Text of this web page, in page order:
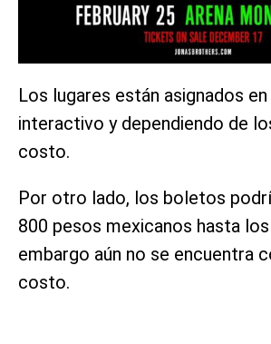
Los lugares están asignados
interactivo y dependiendo de
costo.
Por otro lado, los boletos
800 pesos mexicanos hasta
embargo aún no se encuentra
costo.